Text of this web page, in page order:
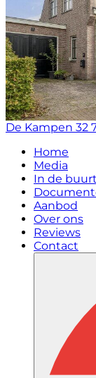
De Kampen 32
Home
Media
In de buurt
Aanbod
Over ons
Reviews
Contact